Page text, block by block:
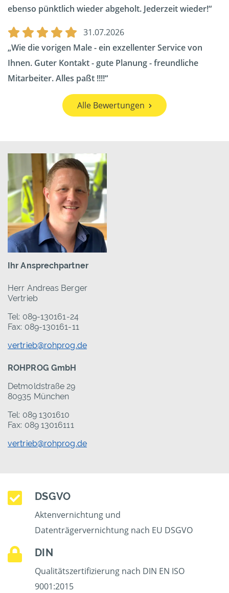
ebenso pünktlich wieder abgeholt. Jederzeit wieder!
31.07.2026
Wie die vorigen Male - ein exzellenter Service von
Ihnen. Guter Kontakt - gute Planung - freundliche
Mitarbeiter. Alles paßt !!!!
Alle Bewertungen
Ihr Ansprechpartner
Herr Andreas Berger
Vertrieb
Tel: 089-130161-24
Fax: 089-130161-11
vertrieb@rohprog.de
ROHPROG GmbH
Detmoldstraße 29
80935 München
Tel: 089 1301610
Fax: 089 13016111
vertrieb@rohprog.de
DSGVO
Aktenvernichtung und
Datenträgervernichtung nach EU DSGVO
DIN
Qualitätszertifizierung nach DIN EN ISO
9001:2015